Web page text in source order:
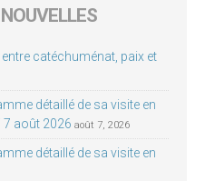
entre catéchuménat, paix et
détaillé de sa visite en
7 août 2026 août 7, 2026
détaillé de sa visite en